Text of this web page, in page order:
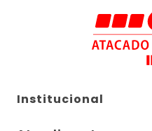
Institucional